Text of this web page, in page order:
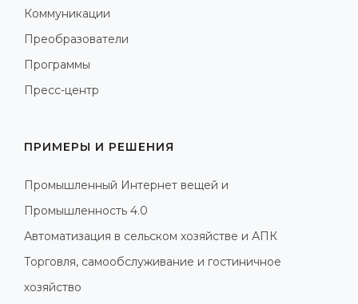
Коммуникации
Преобразователи
Программы
Пресс-центр
ПРИМЕРЫ И РЕШЕНИЯ
Промышленный Интернет вещей и
Промышленность 4.0
Автоматизация в сельском хозяйстве и АПК
Торговля, самообслуживание и гостиничное
хозяйство